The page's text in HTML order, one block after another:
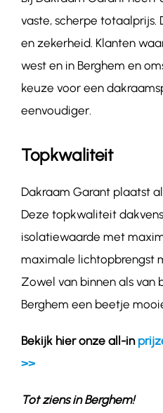
vaste, scherpe
en zekerheid. Klanten
west en in Berghem en
keuze voor een
eenvoudiger.
Topkwaliteit
Dakraam Garant plaatst
Deze topkwaliteit
isolatiewaarde met
maximale lichtopbrengst
Zowel van binnen als van
Berghem een beetje
Bekijk hier onze all-in
>>
Tot ziens in Berghem!